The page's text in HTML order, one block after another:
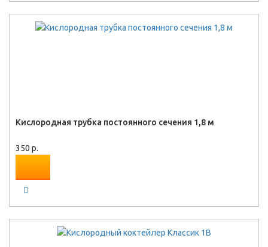
Кислородная трубка постоянного сечения 1,8 м
350 р.